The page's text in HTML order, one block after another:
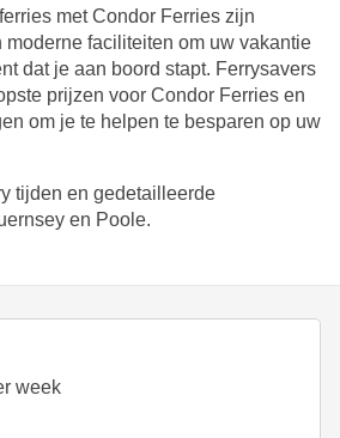
met Condor Ferries zijn
faciliteiten om uw vakantie
dat je aan boord stapt. Ferrysavers
prijzen voor Condor Ferries en
om je te helpen te besparen op uw
tijden en gedetailleerde
en Poole.
week